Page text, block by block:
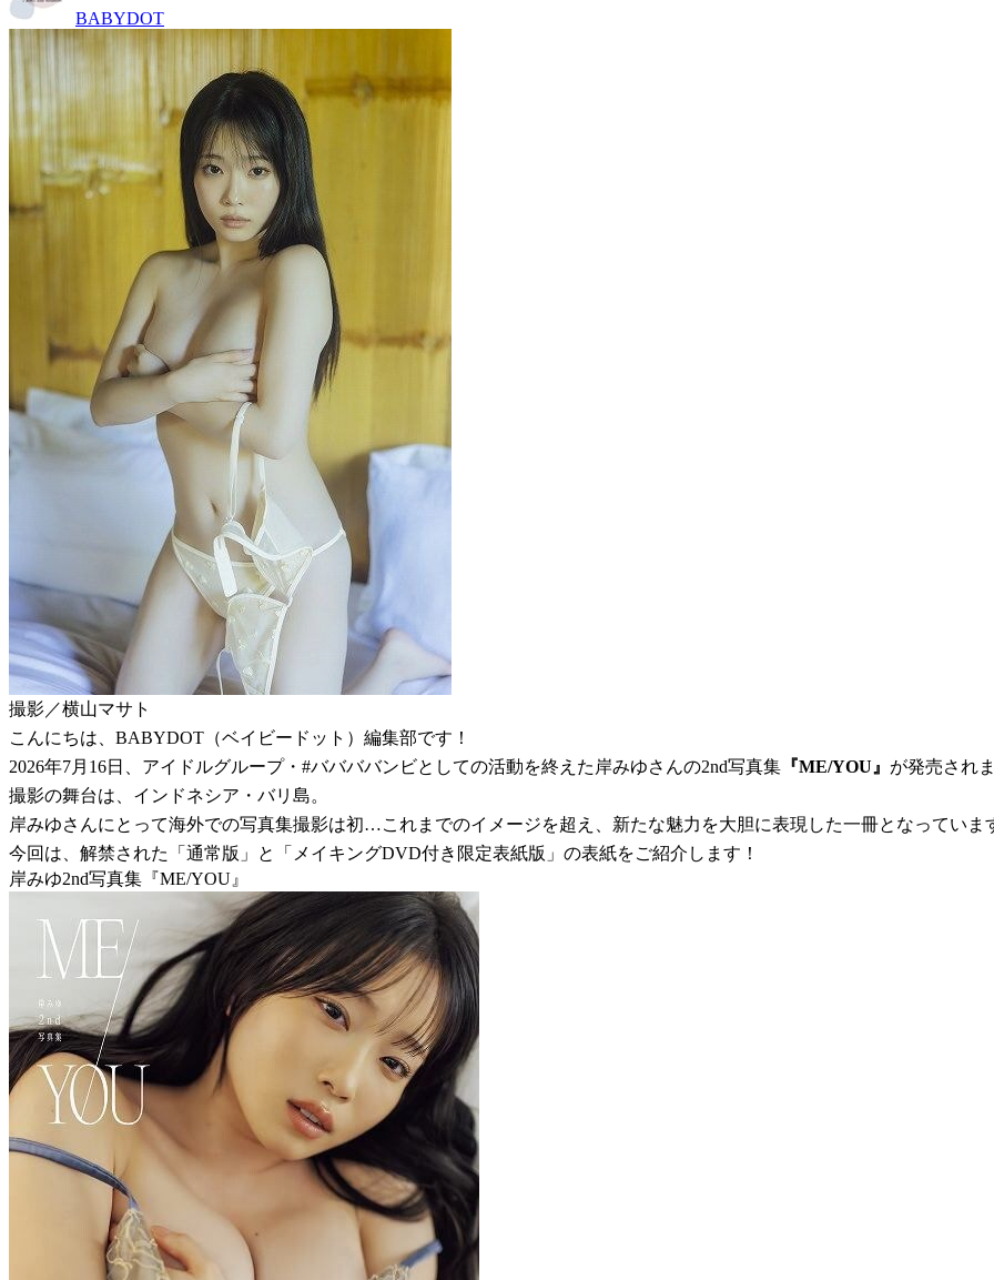
BABYDOT
撮影／横山マサト
こんにちは、BABYDOT（ベイビードット）編集部です！
2026年7月16日、アイドルグループ・#ババババンビとしての活動を終えた岸みゆさんの2nd写真集 『ME/YOU』 が発売され
撮影の舞台は、インドネシア・バリ島。
岸みゆさんにとって海外での写真集撮影は初…これまでのイメージを超え、新たな魅力を大胆に表現した一冊となっていま
今回は、解禁された「通常版」と「メイキングDVD付き限定表紙版」の表紙をご紹介します！
岸みゆ2nd写真集『ME/YOU』